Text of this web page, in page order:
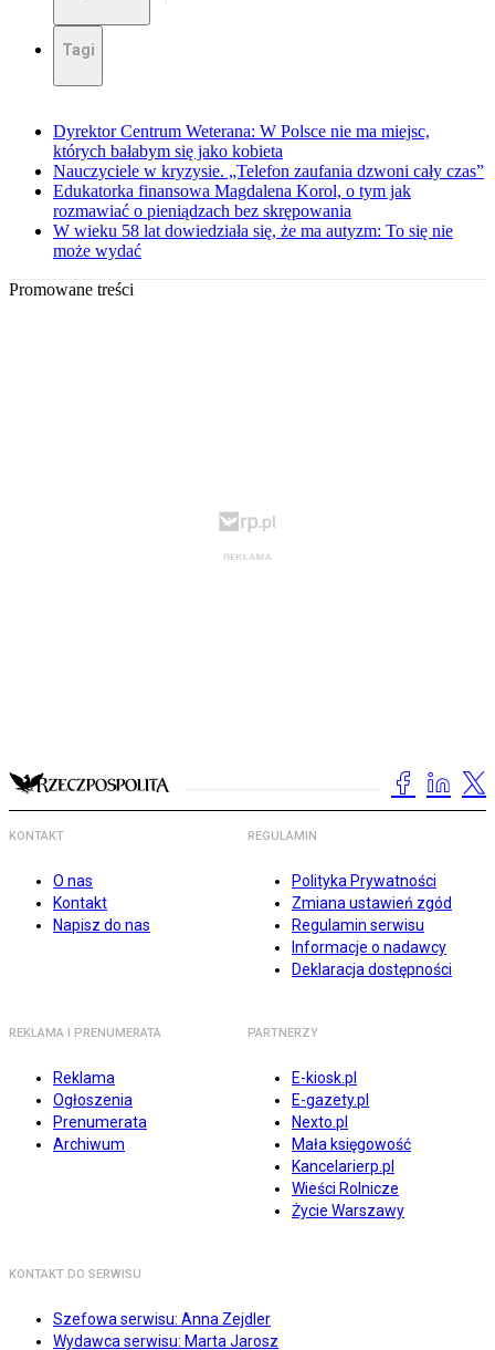
Tagi
Dyrektor Centrum Weterana: W Polsce nie ma miejsc,
których bałabym się jako kobieta
Nauczyciele w kryzysie. „Telefon zaufania dzwoni cały czas”
Edukatorka finansowa Magdalena Korol, o tym jak
rozmawiać o pieniądzach bez skrępowania
W wieku 58 lat dowiedziała się, że ma autyzm: To się nie
może wydać
Promowane treści
KONTAKT
O nas
Kontakt
Napisz do nas
REGULAMIN
Polityka Prywatności
Zmiana ustawień zgód
Regulamin serwisu
Informacje o nadawcy
Deklaracja dostępności
REKLAMA I PRENUMERATA
Reklama
Ogłoszenia
Prenumerata
Archiwum
PARTNERZY
E-kiosk.pl
E-gazety.pl
Nexto.pl
Mała księgowość
Kancelarierp.pl
Wieści Rolnicze
Życie Warszawy
KONTAKT DO SERWISU
Szefowa serwisu: Anna Zejdler
Wydawca serwisu: Marta Jarosz